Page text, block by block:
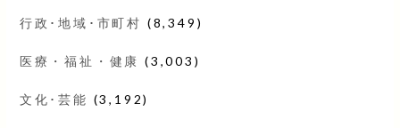
行政･地域･市町村 (8,349)
医療・福祉・健康 (3,003)
文化･芸能 (3,192)